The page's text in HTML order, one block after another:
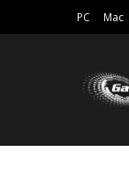
PC Mac